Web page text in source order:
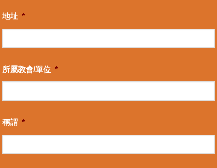
地址 *
所屬教會/單位 *
稱謂 *